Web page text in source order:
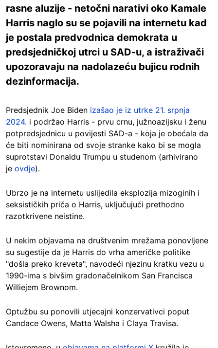
rasne aluzije - netočni narativi oko Kamale
Harris naglo su se pojavili na internetu kad
je postala predvodnica demokrata u
predsjedničkoj utrci u SAD-u, a istraživači
upozoravaju na nadolazeću bujicu rodnih
dezinformacija.
Predsjednik Joe Biden izašao je iz utrke 21. srpnja
2024. i podržao Harris - prvu crnu, južnoazijsku i ženu
potpredsjednicu u povijesti SAD-a - koja je obećala da
će biti nominirana od svoje stranke kako bi se mogla
suprotstavi Donaldu Trumpu u studenom (arhivirano
je ovdje).
Ubrzo je na internetu uslijedila eksplozija mizoginih i
seksističkih priča o Harris, uključujući prethodno
razotkrivene neistine.
U nekim objavama na društvenim mrežama ponovljene
su sugestije da je Harris do vrha američke politike
"došla preko kreveta", navodeći njezinu kratku vezu u
1990-ima s bivšim gradonačelnikom San Francisca
Williejem Brownom.
Optužbu su ponovili utjecajni konzervativci poput
Candace Owens, Matta Walsha i Claya Travisa.